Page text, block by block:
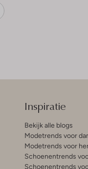
Inspiratie
Bekijk alle blogs
Modetrends voor
Modetrends voor
Schoenentrends
Schoenentrends